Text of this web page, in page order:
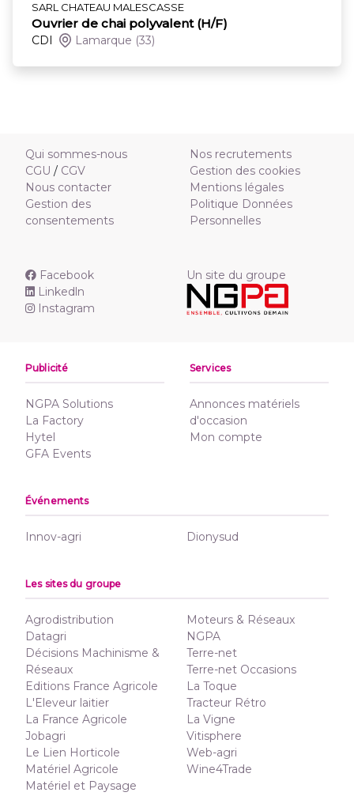
SARL CHATEAU MALESCASSE
Ouvrier de chai polyvalent (H/F)
CDI Lamarque (33)
Qui sommes-nous
CGU / CGV
Nous contacter
Gestion des
consentements
Nos recrutements
Gestion des cookies
Mentions légales
Politique Données
Personnelles
Facebook
Linkedln
Instagram
Un site du groupe
Publicité
NGPA Solutions
La Factory
Hytel
GFA Events
Services
Annonces matériels
d'occasion
Mon compte
Événements
Innov-agri Dionysud
Les sites du groupe
Agrodistribution
Datagri
Décisions Machinisme &
Réseaux
Editions France Agricole
L'Eleveur laitier
La France Agricole
Jobagri
Le Lien Horticole
Matériel Agricole
Matériel et Paysage
Moteurs & Réseaux
NGPA
Terre-net
Terre-net Occasions
La Toque
Tracteur Rétro
La Vigne
Vitisphere
Web-agri
Wine4Trade